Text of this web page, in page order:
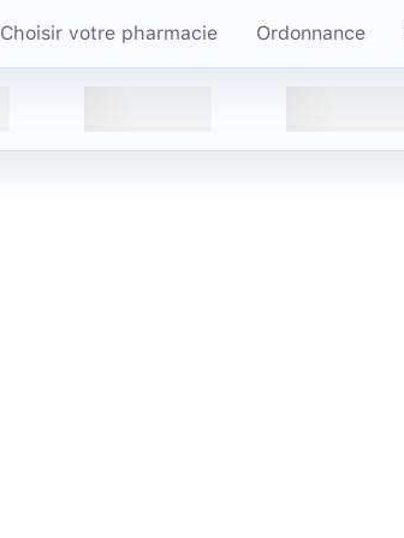
Choisir votre pharmacie Ordonnance